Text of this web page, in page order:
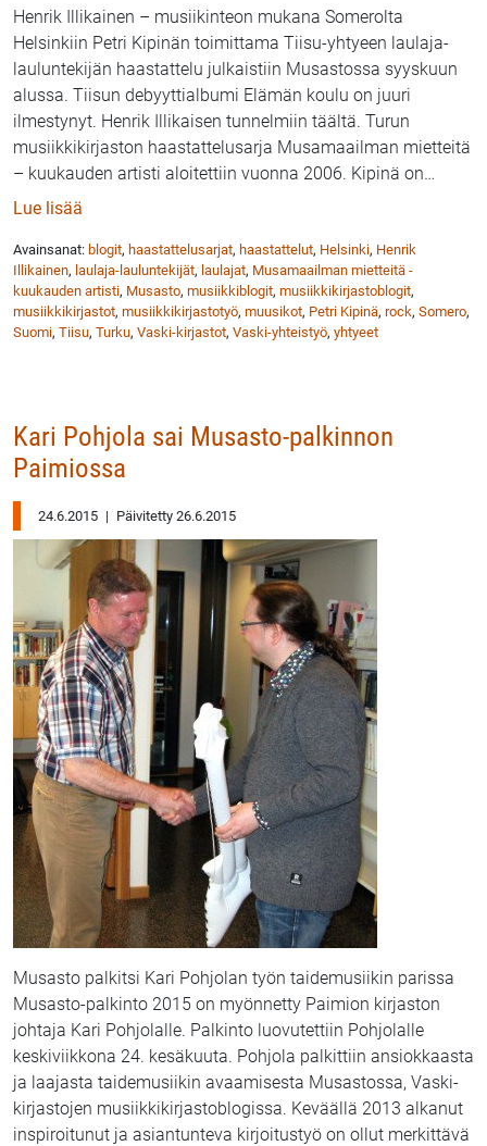
Henrik Illikainen – musiikinteon mukana Somerolta
Helsinkiin Petri Kipinän toimittama Tiisu-yhtyeen laulaja-
lauluntekijän haastattelu julkaistiin Musastossa syyskuun
alussa. Tiisun debyyttialbumi Elämän koulu on juuri
ilmestynyt. Henrik Illikaisen tunnelmiin täältä. Turun
musiikkikirjaston haastattelusarja Musamaailman mietteitä
– kuukauden artisti aloitettiin vuonna 2006. Kipinä on …
Lue lisää
Avainsanat: blogit, haastattelusarjat, haastattelut, Helsinki, Henrik
Illikainen, laulaja-lauluntekijät, laulajat, Musamaailman mietteitä -
kuukauden artisti, Musasto, musiikkiblogit, musiikkikirjastoblogit,
musiikkikirjastot, musiikkikirjastotyö, muusikot, Petri Kipinä, rock, Somero,
Suomi, Tiisu, Turku, Vaski-kirjastot, Vaski-yhteistyö, yhtyeet
Kari Pohjola sai Musasto-palkinnon
Paimiossa
24.6.2015 | Päivitetty 26.6.2015
Musasto palkitsi Kari Pohjolan työn taidemusiikin parissa
Musasto-palkinto 2015 on myönnetty Paimion kirjaston
johtaja Kari Pohjolalle. Palkinto luovutettiin Pohjolalle
keskiviikkona 24. kesäkuuta. Pohjola palkittiin ansiokkaasta
ja laajasta taidemusiikin avaamisesta Musastossa, Vaski-
kirjastojen musiikkikirjastoblogissa. Keväällä 2013 alkanut
inspiroitunut ja asiantunteva kirjoitustyö on ollut merkittävä